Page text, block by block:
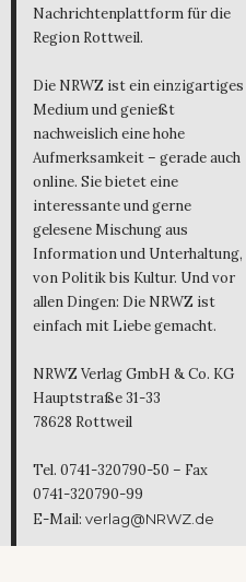
Nachrichtenplattform für die
Region Rottweil.
Die NRWZ ist ein einzigartiges
Medium und genießt
nachweislich eine hohe
Aufmerksamkeit – gerade auch
online. Sie bietet eine
interessante und gerne
gelesene Mischung aus
Information und Unterhaltung,
von Politik bis Kultur. Und vor
allen Dingen: Die NRWZ ist
einfach mit Liebe gemacht.
NRWZ Verlag GmbH & Co. KG
Hauptstraße 31-33
78628 Rottweil
Tel. 0741-320790-50 – Fax
0741-320790-99
E-Mail: verlag@NRWZ.de